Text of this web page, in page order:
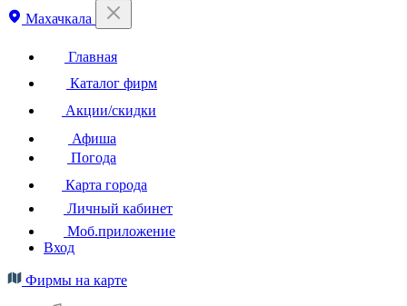
Махачкала
Главная
Каталог фирм
Акции/скидки
Афиша
Погода
Карта города
Личный кабинет
Моб.приложение
Вход
Фирмы на карте